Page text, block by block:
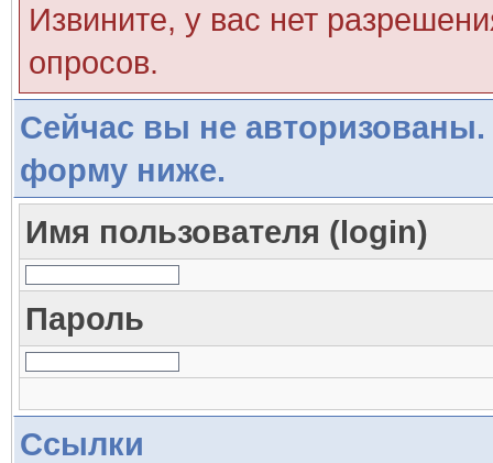
Извините, у вас нет
опросов.
Сейчас вы не авторизованы.
форму ниже.
Имя пользователя (login)
Пароль
Ссылки